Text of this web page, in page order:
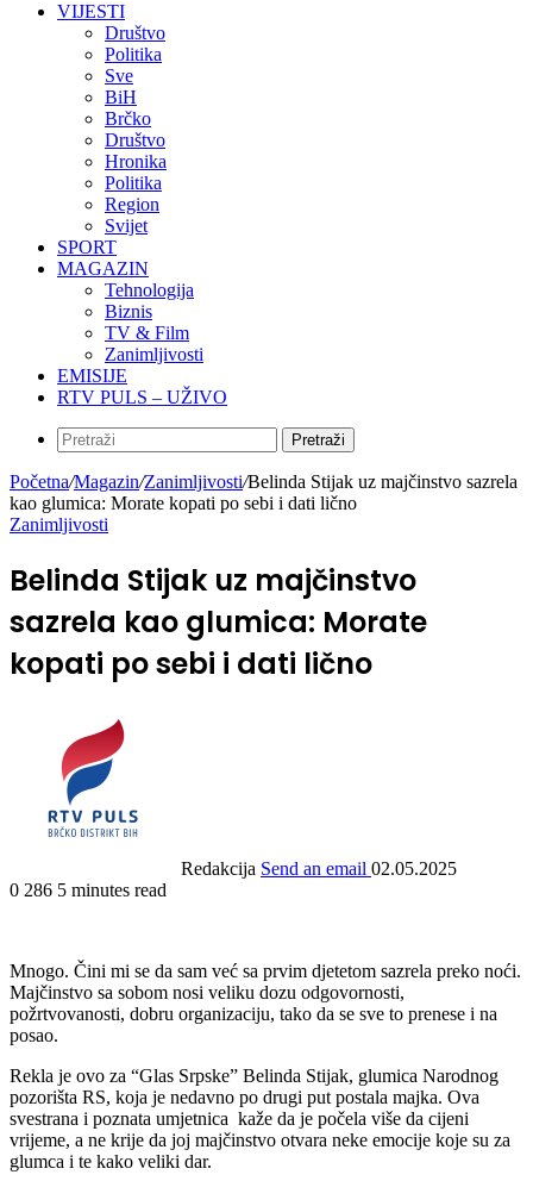
VIJESTI
Društvo
Politika
Sve
BiH
Brčko
Društvo
Hronika
Politika
Region
Svijet
SPORT
MAGAZIN
Tehnologija
Biznis
TV & Film
Zanimljivosti
EMISIJE
RTV PULS – UŽIVO
Pretraži
Početna/Magazin/Zanimljivosti/Belinda Stijak uz majčinstvo sazrela
kao glumica: Morate kopati po sebi i dati lično
Zanimljivosti
Belinda Stijak uz majčinstvo
sazrela kao glumica: Morate
kopati po sebi i dati lično
Redakcija Send an email 02.05.2025
0 286 5 minutes read
Mnogo. Čini mi se da sam već sa prvim djetetom sazrela preko noći.
Majčinstvo sa sobom nosi veliku dozu odgovornosti,
požrtvovanosti, dobru organizaciju, tako da se sve to prenese i na
posao.
Rekla je ovo za “Glas Srpske” Belinda Stijak, glumica Narodnog
pozorišta RS, koja je nedavno po drugi put postala majka. Ova
svestrana i poznata umjetnica kaže da je počela više da cijeni
vrijeme, a ne krije da joj majčinstvo otvara neke emocije koje su za
glumca i te kako veliki dar.